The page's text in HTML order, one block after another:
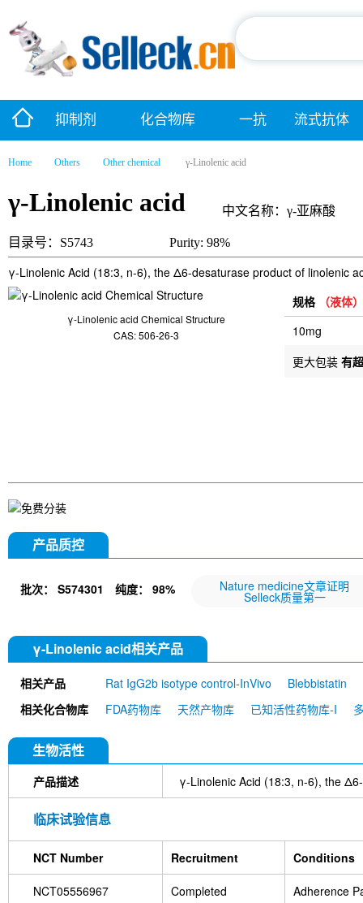
抑制剂 化合物库 一抗 流式抗体
Home Others Other chemical γ-Linolenic acid
γ-Linolenic acid 中文名称：γ-亚麻酸
目录号：S5743 Purity: 98%
γ-Linolenic Acid (18:3, n-6), the Δ6-desaturase product of linolenic
γ-Linolenic acid Chemical Structure
CAS: 506-26-3
规格 （液体）
10mg
更大包装 有
产品质控
批次： S574301 纯度： 98% Nature medicine文章证明
Selleck质量第一
γ-Linolenic acid相关产品
相关产品 Rat IgG2b isotype control-InVivo
Blebbistatin
MU)
Rat IgG1 isotype control-InVivo
Farrerol
Chlorogenic Acid
2,2,2-Tribromoethanol
Hydroxytyrosol
D-(+)-Trehalose
Hyaluronic acid (Hyaluronan)
GSK805
Pamrevlumab (anti-CTGF)
Bromhexine HCl
E7820
Sphingosine HQNO
Iodoacetamide
(Rabbit mAb) [B17N21]
Fetuin, Fetal Bovine
i-Inositol
Molsidomine Methylmalonate
N-Acetylneuraminic acid
Madecassoside
β-
相关化合物库 FDA药物库 天然产物库 已知活性药物库-I
生物活性
产品描述 γ-Linolenic Acid (18:3, n-6), the
临床试验信息
NCT Number Recruitment Conditions
NCT05556967 Completed Adherence